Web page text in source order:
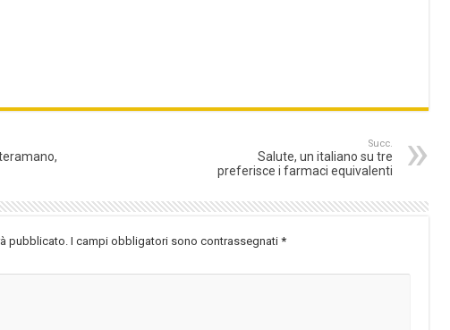
Succ.
Salute, un italiano su tre
preferisce i farmaci equivalenti
pubblicato. I campi obbligatori sono contrassegnati *